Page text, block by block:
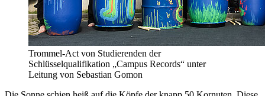
Trommel-Act von Studierenden der
Schlüsselqualifikation „Campus Records“ unter
Leitung von Sebastian Gomon